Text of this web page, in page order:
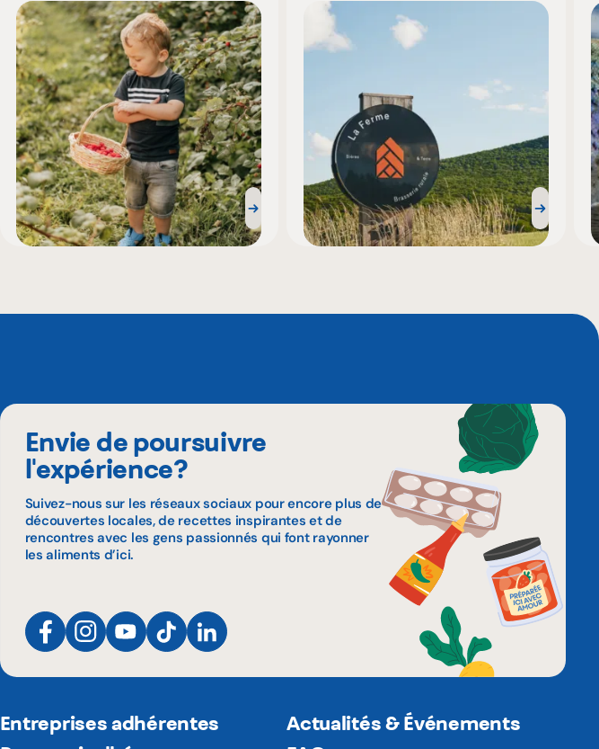
Envie de poursuivre
l'expérience?
Suivez-nous sur les réseaux sociaux pour encore plus de
découvertes locales, de recettes inspirantes et de
rencontres avec les gens passionnés qui font rayonner
les aliments d’ici.
Entreprises adhérentes
Actualités & Événements